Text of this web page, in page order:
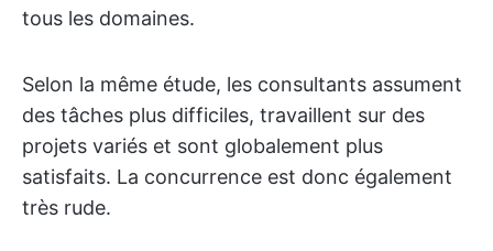
tous les domaines.
Selon la même étude, les consultants assument
des tâches plus difficiles, travaillent sur des
projets variés et sont globalement plus
satisfaits. La concurrence est donc également
très rude.